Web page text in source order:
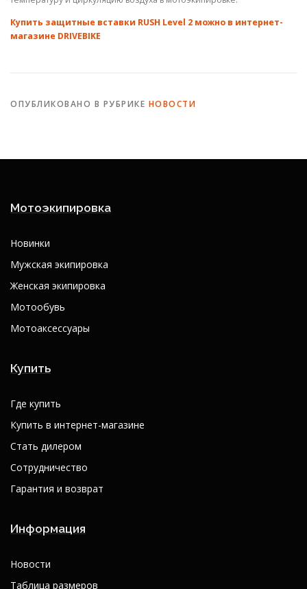
Купить защитные вставки RUSH Level 2 можно в интернет-
магазине DRIVEBIKE
ОПУБЛИКОВАНО В РУБРИКЕ НОВОСТИ
Мотоэкипировка
Новинки
Мужская экипировка
Женская экипировка
Мотообувь
Мотоаксессуары
Купить
Где купить
Купить в интернет-магазине
Стать дилером
Сотрудничество
Гарантия и возврат
Информация
Новости
Таблица размеров